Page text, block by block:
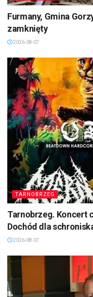
Furmany, Gmina
zamknięty
2026-08-07
TARNOBRZEG
Tarnobrzeg. Koncert
Dochód dla
2026-08-07